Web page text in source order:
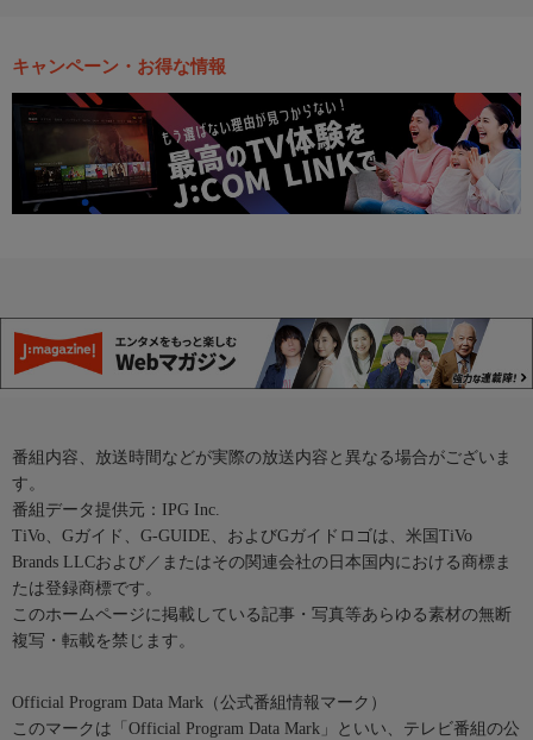
キャンペーン・お得な情報
番組内容、放送時間などが実際の放送内容と異なる場合がございま
す。
番組データ提供元：IPG Inc.
TiVo、Gガイド、G-GUIDE、およびGガイドロゴは、米国TiVo
Brands LLCおよび／またはその関連会社の日本国内における商標ま
たは登録商標です。
このホームページに掲載している記事・写真等あらゆる素材の無断
複写・転載を禁じます。
Official Program Data Mark（公式番組情報マーク）
このマークは「Official Program Data Mark」といい、テレビ番組の公